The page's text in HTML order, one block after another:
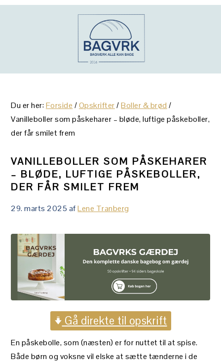
Gå
Skip
Gå
Du er her:Forside /Opskrifter / Boller & brød /
Vanilleboller som påskeharer – bløde, luftige påskeboller,
der får smilet frem
VANILLEBOLLER SOM PÅSKEHARER
– BLØDE, LUFTIGE PÅSKEBOLLER,
DER FÅR SMILET FREM
29. marts 2025 afLene Tranberg
Gå direkte til opskrift
En påskebolle, som (næsten) er for nuttet til at spise.
Både børn og voksne vil elske at sætte tænderne i de